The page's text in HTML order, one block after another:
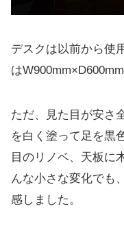
デスクは以前から使
は
ただ、見た目が安さ
を白く塗って足を黒
目のリノベ、天板に
んな小さな変化でも、
感しました。